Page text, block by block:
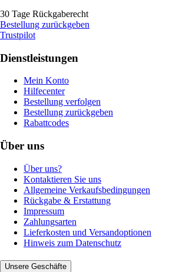
30 Tage Rückgaberecht
Bestellung zurückgeben
Trustpilot
Dienstleistungen
Mein Konto
Hilfecenter
Bestellung verfolgen
Bestellung zurückgeben
Rabattcodes
Über uns
Über uns?
Kontaktieren Sie uns
Allgemeine Verkaufsbedingungen
Rückgabe & Erstattung
Impressum
Zahlungsarten
Lieferkosten und Versandoptionen
Hinweis zum Datenschutz
Unsere Geschäfte